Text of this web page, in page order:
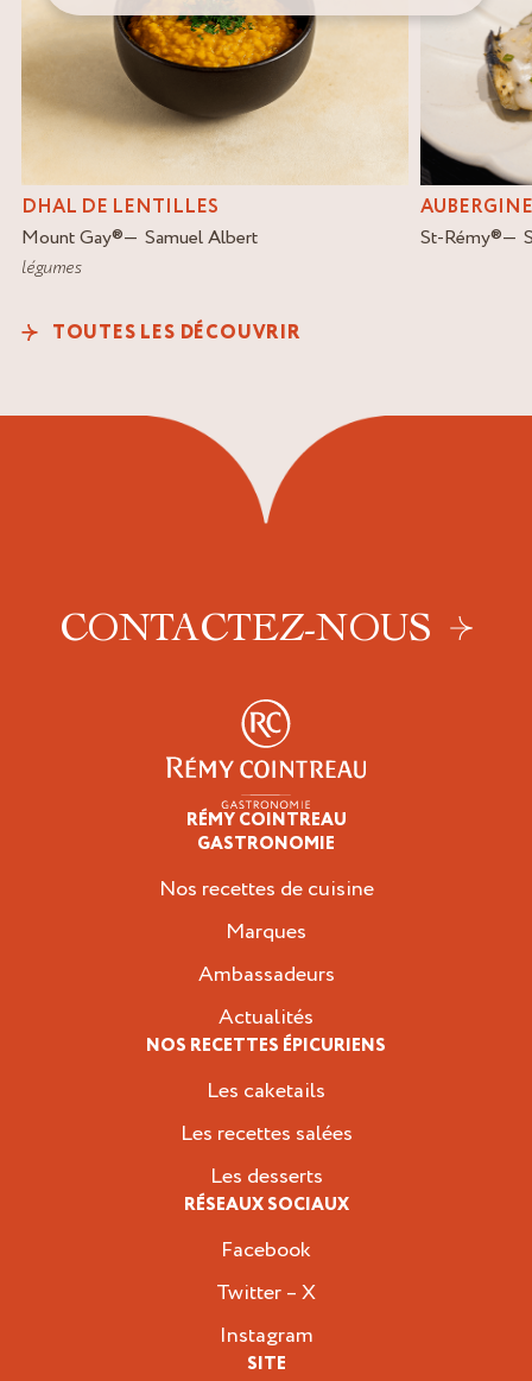
DHAL DE LENTILLES
Mount Gay®
Samuel Albert
légumes
St-Rémy®
TOUTES LES DÉCOUVRIR
CONTACTEZ-NOUS
RÉMY COINTREAU
GASTRONOMIE
Nos recettes de cuisine
Marques
Ambassadeurs
Actualités
NOS RECETTES ÉPICURIENS
Les caketails
Les recettes salées
Les desserts
RÉSEAUX SOCIAUX
Facebook
Twitter – X
Instagram
SITE